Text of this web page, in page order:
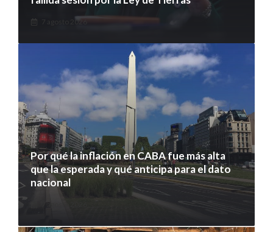
7 agosto 2026
Por qué la inflación en CABA fue más alta
que la esperada y qué anticipa para el dato
nacional